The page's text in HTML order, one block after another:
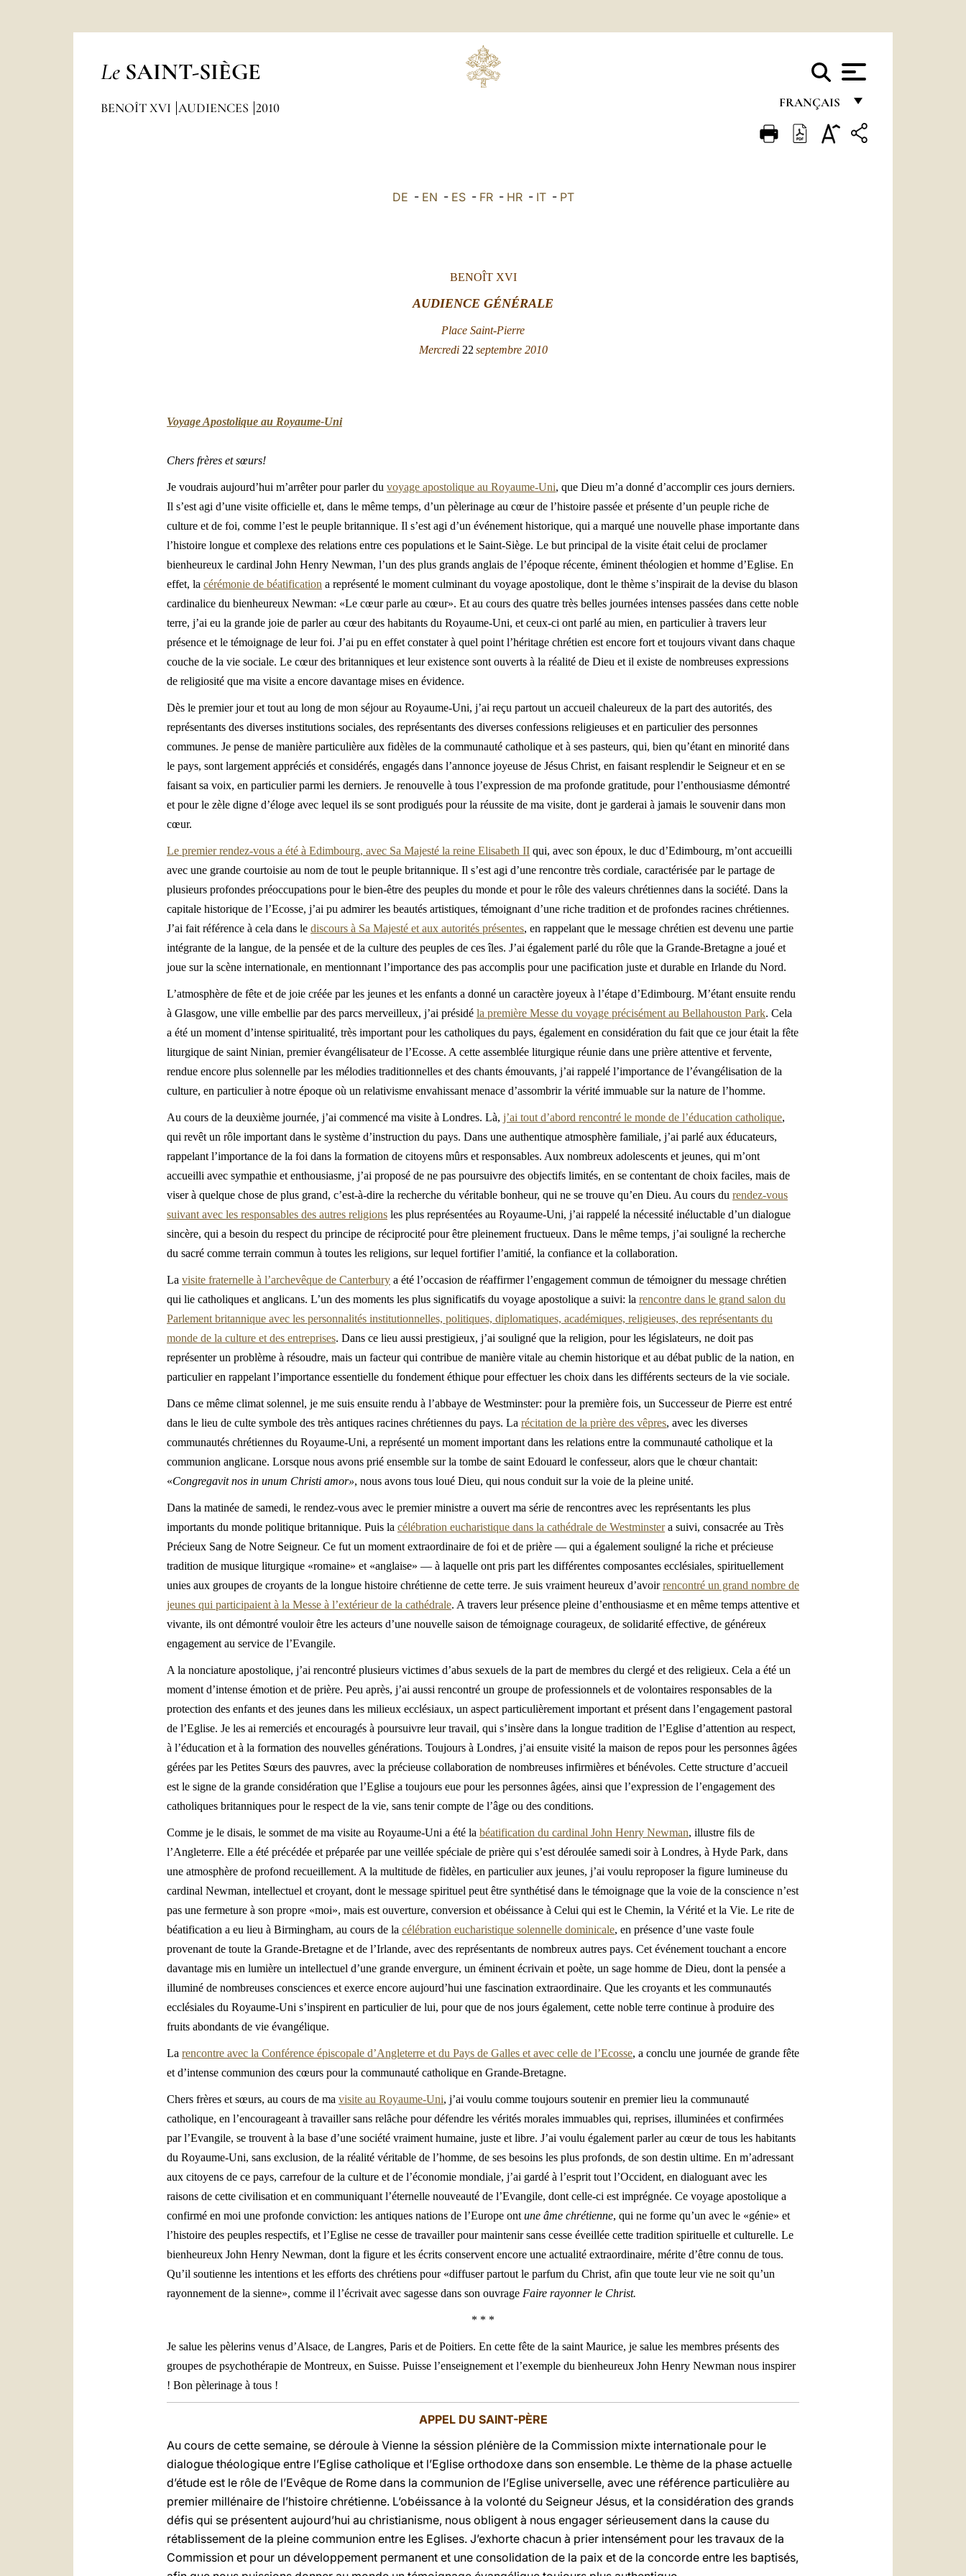
Le SAINT-SIÈGE
FRANÇAIS
FRANÇAIS
BENOÎT XVI AUDIENCES 2010
DE - EN - ES- FR- HR- IT- PT
BENOÎT XVI
AUDIENCE GÉNÉRALE
Place Saint-Pierre
Mercredi 22 septembre 2010
Voyage Apostolique au Royaume-Uni
Chers frères et sœurs!
Je voudrais aujourd’hui m’arrêter pour parler du voyage apostolique au Royaume-Uni, que Dieu m’a donné d’accomplir ces jours derniers.
Il s’est agi d’une visite officielle et, dans le même temps, d’un pèlerinage au cœur de l’histoire passée et présente d’un peuple riche de
culture et de foi, comme l’est le peuple britannique. Il s’est agi d’un événement historique, qui a marqué une nouvelle phase importante dans
l’histoire longue et complexe des relations entre ces populations et le Saint-Siège. Le but principal de la visite était celui de proclamer
bienheureux le cardinal John Henry Newman, l’un des plus grands anglais de l’époque récente, éminent théologien et homme d’Eglise. En
effet, la cérémonie de béatification a représenté le moment culminant du voyage apostolique, dont le thème s’inspirait de la devise du blason
cardinalice du bienheureux Newman: «Le cœur parle au cœur». Et au cours des quatre très belles journées intenses passées dans cette noble
terre, j’ai eu la grande joie de parler au cœur des habitants du Royaume-Uni, et ceux-ci ont parlé au mien, en particulier à travers leur
présence et le témoignage de leur foi. J’ai pu en effet constater à quel point l’héritage chrétien est encore fort et toujours vivant dans chaque
couche de la vie sociale. Le cœur des britanniques et leur existence sont ouverts à la réalité de Dieu et il existe de nombreuses expressions
de religiosité que ma visite a encore davantage mises en évidence.
Dès le premier jour et tout au long de mon séjour au Royaume-Uni, j’ai reçu partout un accueil chaleureux de la part des autorités, des
représentants des diverses institutions sociales, des représentants des diverses confessions religieuses et en particulier des personnes
communes. Je pense de manière particulière aux fidèles de la communauté catholique et à ses pasteurs, qui, bien qu’étant en minorité dans
le pays, sont largement appréciés et considérés, engagés dans l’annonce joyeuse de Jésus Christ, en faisant resplendir le Seigneur et en se
faisant sa voix, en particulier parmi les derniers. Je renouvelle à tous l’expression de ma profonde gratitude, pour l’enthousiasme démontré
et pour le zèle digne d’éloge avec lequel ils se sont prodigués pour la réussite de ma visite, dont je garderai à jamais le souvenir dans mon
cœur.
Le premier rendez-vous a été à Edimbourg, avec Sa Majesté la reine Elisabeth II qui, avec son époux, le duc d’Edimbourg, m’ont accueilli
avec une grande courtoisie au nom de tout le peuple britannique. Il s’est agi d’une rencontre très cordiale, caractérisée par le partage de
plusieurs profondes préoccupations pour le bien-être des peuples du monde et pour le rôle des valeurs chrétiennes dans la société. Dans la
capitale historique de l’Ecosse, j’ai pu admirer les beautés artistiques, témoignant d’une riche tradition et de profondes racines chrétiennes.
J’ai fait référence à cela dans le discours à Sa Majesté et aux autorités présentes, en rappelant que le message chrétien est devenu une partie
intégrante de la langue, de la pensée et de la culture des peuples de ces îles. J’ai également parlé du rôle que la Grande-Bretagne a joué et
joue sur la scène internationale, en mentionnant l’importance des pas accomplis pour une pacification juste et durable en Irlande du Nord.
L’atmosphère de fête et de joie créée par les jeunes et les enfants a donné un caractère joyeux à l’étape d’Edimbourg. M’étant ensuite rendu
à Glasgow, une ville embellie par des parcs merveilleux, j’ai présidé la première Messe du voyage précisément au Bellahouston Park. Cela
a été un moment d’intense spiritualité, très important pour les catholiques du pays, également en considération du fait que ce jour était la fête
liturgique de saint Ninian, premier évangélisateur de l’Ecosse. A cette assemblée liturgique réunie dans une prière attentive et fervente,
rendue encore plus solennelle par les mélodies traditionnelles et des chants émouvants, j’ai rappelé l’importance de l’évangélisation de la
culture, en particulier à notre époque où un relativisme envahissant menace d’assombrir la vérité immuable sur la nature de l’homme.
Au cours de la deuxième journée, j’ai commencé ma visite à Londres. Là, j’ai tout d’abord rencontré le monde de l’éducation catholique,
qui revêt un rôle important dans le système d’instruction du pays. Dans une authentique atmosphère familiale, j’ai parlé aux éducateurs,
rappelant l’importance de la foi dans la formation de citoyens mûrs et responsables. Aux nombreux adolescents et jeunes, qui m’ont
accueilli avec sympathie et enthousiasme, j’ai proposé de ne pas poursuivre des objectifs limités, en se contentant de choix faciles, mais de
viser à quelque chose de plus grand, c’est-à-dire la recherche du véritable bonheur, qui ne se trouve qu’en Dieu. Au cours du rendez-vous
suivant avec les responsables des autres religions les plus représentées au Royaume-Uni, j’ai rappelé la nécessité inéluctable d’un dialogue
sincère, qui a besoin du respect du principe de réciprocité pour être pleinement fructueux. Dans le même temps, j’ai souligné la recherche
du sacré comme terrain commun à toutes les religions, sur lequel fortifier l’amitié, la confiance et la collaboration.
La visite fraternelle à l’archevêque de Canterbury a été l’occasion de réaffirmer l’engagement commun de témoigner du message chrétien
qui lie catholiques et anglicans. L’un des moments les plus significatifs du voyage apostolique a suivi: la rencontre dans le grand salon du
Parlement britannique avec les personnalités institutionnelles, politiques, diplomatiques, académiques, religieuses, des représentants du
monde de la culture et des entreprises. Dans ce lieu aussi prestigieux, j’ai souligné que la religion, pour les législateurs, ne doit pas
représenter un problème à résoudre, mais un facteur qui contribue de manière vitale au chemin historique et au débat public de la nation, en
particulier en rappelant l’importance essentielle du fondement éthique pour effectuer les choix dans les différents secteurs de la vie sociale.
Dans ce même climat solennel, je me suis ensuite rendu à l’abbaye de Westminster: pour la première fois, un Successeur de Pierre est entré
dans le lieu de culte symbole des très antiques racines chrétiennes du pays. La récitation de la prière des vêpres, avec les diverses
communautés chrétiennes du Royaume-Uni, a représenté un moment important dans les relations entre la communauté catholique et la
communion anglicane. Lorsque nous avons prié ensemble sur la tombe de saint Edouard le confesseur, alors que le chœur chantait:
«Congregavit nos in unum Christi amor», nous avons tous loué Dieu, qui nous conduit sur la voie de la pleine unité.
Dans la matinée de samedi, le rendez-vous avec le premier ministre a ouvert ma série de rencontres avec les représentants les plus
importants du monde politique britannique. Puis la célébration eucharistique dans la cathédrale de Westminstera suivi, consacrée au Très
Précieux Sang de Notre Seigneur. Ce fut un moment extraordinaire de foi et de prière — qui a également souligné la riche et précieuse
tradition de musique liturgique «romaine» et «anglaise» — à laquelle ont pris part les différentes composantes ecclésiales, spirituellement
unies aux groupes de croyants de la longue histoire chrétienne de cette terre. Je suis vraiment heureux d’avoirrencontré un grand nombre de
jeunes qui participaient à la Messe à l’extérieur de la cathédrale. A travers leur présence pleine d’enthousiasme et en même temps attentive et
vivante, ils ont démontré vouloir être les acteurs d’une nouvelle saison de témoignage courageux, de solidarité effective, de généreux
engagement au service de l’Evangile.
A la nonciature apostolique, j’ai rencontré plusieurs victimes d’abus sexuels de la part de membres du clergé et des religieux. Cela a été un
moment d’intense émotion et de prière. Peu après, j’ai aussi rencontré un groupe de professionnels et de volontaires responsables de la
protection des enfants et des jeunes dans les milieux ecclésiaux, un aspect particulièrement important et présent dans l’engagement pastoral
de l’Eglise. Je les ai remerciés et encouragés à poursuivre leur travail, qui s’insère dans la longue tradition de l’Eglise d’attention au respect,
à l’éducation et à la formation des nouvelles générations. Toujours à Londres, j’ai ensuite visité la maison de repos pour les personnes âgées
gérées par les Petites Sœurs des pauvres, avec la précieuse collaboration de nombreuses infirmières et bénévoles. Cette structure d’accueil
est le signe de la grande considération que l’Eglise a toujours eue pour les personnes âgées, ainsi que l’expression de l’engagement des
catholiques britanniques pour le respect de la vie, sans tenir compte de l’âge ou des conditions.
Comme je le disais, le sommet de ma visite au Royaume-Uni a été la béatification du cardinal John Henry Newman, illustre fils de
l’Angleterre. Elle a été précédée et préparée par une veillée spéciale de prière qui s’est déroulée samedi soir à Londres, à Hyde Park, dans
une atmosphère de profond recueillement. A la multitude de fidèles, en particulier aux jeunes, j’ai voulu reproposer la figure lumineuse du
cardinal Newman, intellectuel et croyant, dont le message spirituel peut être synthétisé dans le témoignage que la voie de la conscience n’est
pas une fermeture à son propre «moi», mais est ouverture, conversion et obéissance à Celui qui est le Chemin, la Vérité et la Vie. Le rite de
béatification a eu lieu à Birmingham, au cours de la célébration eucharistique solennelle dominicale, en présence d’une vaste foule
provenant de toute la Grande-Bretagne et de l’Irlande, avec des représentants de nombreux autres pays. Cet événement touchant a encore
davantage mis en lumière un intellectuel d’une grande envergure, un éminent écrivain et poète, un sage homme de Dieu, dont la pensée a
illuminé de nombreuses consciences et exerce encore aujourd’hui une fascination extraordinaire. Que les croyants et les communautés
ecclésiales du Royaume-Uni s’inspirent en particulier de lui, pour que de nos jours également, cette noble terre continue à produire des
fruits abondants de vie évangélique.
La rencontre avec la Conférence épiscopale d’Angleterre et du Pays de Galles et avec celle de l’Ecosse, a conclu une journée de grande fête
et d’intense communion des cœurs pour la communauté catholique en Grande-Bretagne.
Chers frères et sœurs, au cours de ma visite au Royaume-Uni, j’ai voulu comme toujours soutenir en premier lieu la communauté
catholique, en l’encourageant à travailler sans relâche pour défendre les vérités morales immuables qui, reprises, illuminées et confirmées
par l’Evangile, se trouvent à la base d’une société vraiment humaine, juste et libre. J’ai voulu également parler au cœur de tous les habitants
du Royaume-Uni, sans exclusion, de la réalité véritable de l’homme, de ses besoins les plus profonds, de son destin ultime. En m’adressant
aux citoyens de ce pays, carrefour de la culture et de l’économie mondiale, j’ai gardé à l’esprit tout l’Occident, en dialoguant avec les
raisons de cette civilisation et en communiquant l’éternelle nouveauté de l’Evangile, dont celle-ci est imprégnée. Ce voyage apostolique a
confirmé en moi une profonde conviction: les antiques nations de l’Europe ont une âme chrétienne, qui ne forme qu’un avec le «génie» et
l’histoire des peuples respectifs, et l’Eglise ne cesse de travailler pour maintenir sans cesse éveillée cette tradition spirituelle et culturelle. Le
bienheureux John Henry Newman, dont la figure et les écrits conservent encore une actualité extraordinaire, mérite d’être connu de tous.
Qu’il soutienne les intentions et les efforts des chrétiens pour «diffuser partout le parfum du Christ, afin que toute leur vie ne soit qu’un
rayonnement de la sienne», comme il l’écrivait avec sagesse dans son ouvrage Faire rayonner le Christ.
* * *
Je salue les pèlerins venus d’Alsace, de Langres, Paris et de Poitiers. En cette fête de la saint Maurice, je salue les membres présents des
groupes de psychothérapie de Montreux, en Suisse. Puisse l’enseignement et l’exemple du bienheureux John Henry Newman nous inspirer
! Bon pèlerinage à tous !
APPEL DU SAINT-PÈRE
Au cours de cette semaine, se déroule à Vienne la séssion plénière de la Commission mixte internationale pour le
dialogue théologique entre l’Eglise catholique et l’Eglise orthodoxe dans son ensemble. Le thème de la phase actuelle
d’étude est le rôle de l’Evêque de Rome dans la communion de l’Eglise universelle, avec une référence particulière au
premier millénaire de l’histoire chrétienne. L’obéissance à la volonté du Seigneur Jésus, et la considération des grands
défis qui se présentent aujourd’hui au christianisme, nous obligent à nous engager sérieusement dans la cause du
rétablissement de la pleine communion entre les Eglises. J’exhorte chacun à prier intensément pour les travaux de la
Commission et pour un développement permanent et une consolidation de la paix et de la concorde entre les baptisés,